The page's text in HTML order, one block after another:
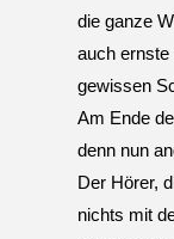
die ganze
auch
gewissen
Am Ende
denn nun
Der Hörer,
nichts mit